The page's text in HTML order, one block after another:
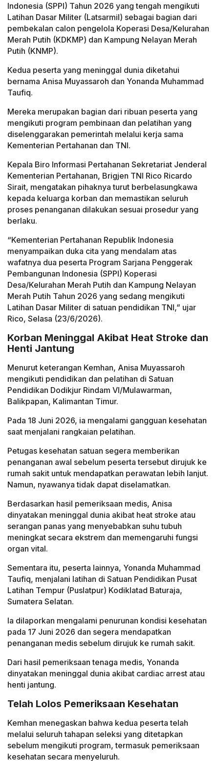
Indonesia (SPPI) Tahun 2026 yang tengah mengikuti
Latihan Dasar Militer (Latsarmil) sebagai bagian dari
pembekalan calon pengelola Koperasi Desa/Kelurahan
Merah Putih (KDKMP) dan Kampung Nelayan Merah
Putih (KNMP).
Kedua peserta yang meninggal dunia diketahui
bernama Anisa Muyassaroh dan Yonanda Muhammad
Taufiq.
Mereka merupakan bagian dari ribuan peserta yang
mengikuti program pembinaan dan pelatihan yang
diselenggarakan pemerintah melalui kerja sama
Kementerian Pertahanan dan TNI.
Kepala Biro Informasi Pertahanan Sekretariat Jenderal
Kementerian Pertahanan, Brigjen TNI Rico Ricardo
Sirait, mengatakan pihaknya turut berbelasungkawa
kepada keluarga korban dan memastikan seluruh
proses penanganan dilakukan sesuai prosedur yang
berlaku.
“Kementerian Pertahanan Republik Indonesia
menyampaikan duka cita yang mendalam atas
wafatnya dua peserta Program Sarjana Penggerak
Pembangunan Indonesia (SPPI) Koperasi
Desa/Kelurahan Merah Putih dan Kampung Nelayan
Merah Putih Tahun 2026 yang sedang mengikuti
Latihan Dasar Militer di satuan pendidikan TNI,” ujar
Rico, Selasa (23/6/2026).
Korban Meninggal Akibat Heat Stroke dan
Henti Jantung
Menurut keterangan Kemhan, Anisa Muyassaroh
mengikuti pendidikan dan pelatihan di Satuan
Pendidikan Dodikjur Rindam VI/Mulawarman,
Balikpapan, Kalimantan Timur.
Pada 18 Juni 2026, ia mengalami gangguan kesehatan
saat menjalani rangkaian pelatihan.
Petugas kesehatan satuan segera memberikan
penanganan awal sebelum peserta tersebut dirujuk ke
rumah sakit untuk mendapatkan perawatan lebih lanjut.
Namun, nyawanya tidak dapat diselamatkan.
Berdasarkan hasil pemeriksaan medis, Anisa
dinyatakan meninggal dunia akibat heat stroke atau
serangan panas yang menyebabkan suhu tubuh
meningkat secara ekstrem dan memengaruhi fungsi
organ vital.
Sementara itu, peserta lainnya, Yonanda Muhammad
Taufiq, menjalani latihan di Satuan Pendidikan Pusat
Latihan Tempur (Puslatpur) Kodiklatad Baturaja,
Sumatera Selatan.
Ia dilaporkan mengalami penurunan kondisi kesehatan
pada 17 Juni 2026 dan segera mendapatkan
penanganan medis sebelum dirujuk ke rumah sakit.
Dari hasil pemeriksaan tenaga medis, Yonanda
dinyatakan meninggal dunia akibat cardiac arrest atau
henti jantung.
Telah Lolos Pemeriksaan Kesehatan
Kemhan menegaskan bahwa kedua peserta telah
melalui seluruh tahapan seleksi yang ditetapkan
sebelum mengikuti program, termasuk pemeriksaan
kesehatan secara menyeluruh.